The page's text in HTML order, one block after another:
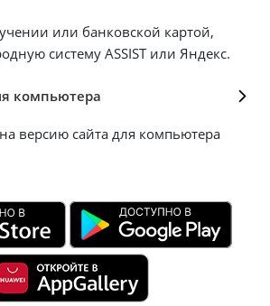
или банковской картой,
систему ASSIST или Яндекс.
компьютера
версию сайта для компьютера